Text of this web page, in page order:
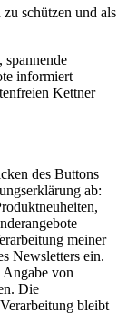
schützen und als
spannende
informiert
Kettner
des Buttons
ab:
meiner
Newsletters ein.
von
Die
bleibt